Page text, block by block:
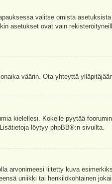
valitse omista
asetukset ovat vain
väärin. Ota yhteyttä
kielellesi. Kokeile pyytää
löytyy phpBB®:n sivuilta.
arvonimeesi liitetty kuva
uniikki tai henkilökohtainen